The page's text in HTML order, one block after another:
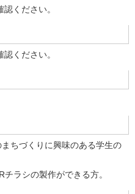
ください。
ください。
ちづくりに興味のある学生の
ラシの製作ができる方。